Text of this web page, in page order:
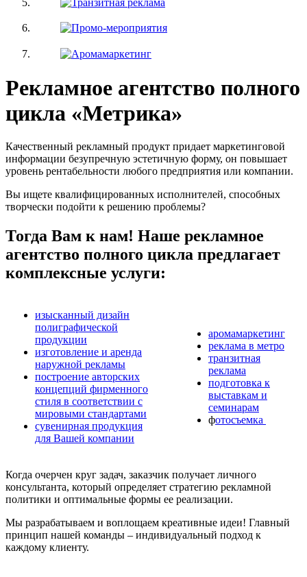
Рекламное агентство полного
цикла «Метрика»
Качественный рекламный продукт придает маркетинговой
информации безупречную эстетичную форму, он повышает
уровень рентабельности любого предприятия или компании.
Вы ищете квалифицированных исполнителей, способных
творчески подойти к решению проблемы?
Тогда Вам к нам! Наше рекламное
агентство полного цикла предлагает
комплексные услуги:
изысканный дизайн
полиграфической
продукции
изготовление и аренда
наружной рекламы
построение авторских
концепций фирменного
стиля в соответствии с
мировыми стандартами
сувенирная продукция
для Вашей компании
аромамаркетинг
реклама в метро
транзитная
реклама
подготовка к
выставкам и
семинарам
фотосъемка
Когда очерчен круг задач, заказчик получает личного
консультанта, который определяет стратегию рекламной
политики и оптимальные формы ее реализации.
Мы разрабатываем и воплощаем креативные идеи! Главный
принцип нашей команды – индивидуальный подход к
каждому клиенту.